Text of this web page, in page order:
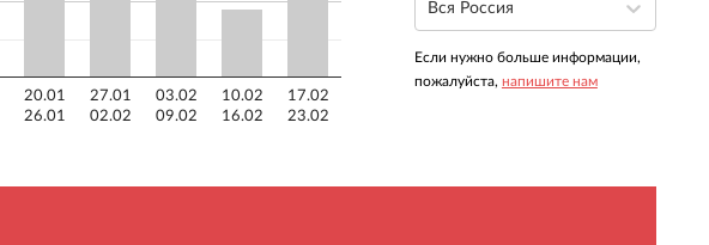
20.01
26.01
27.01
02.02
03.02
09.02
10.02
16.02
17.02
23.02
Вся Россия
Если нужно больше информации,
пожалуйста, напишите нам